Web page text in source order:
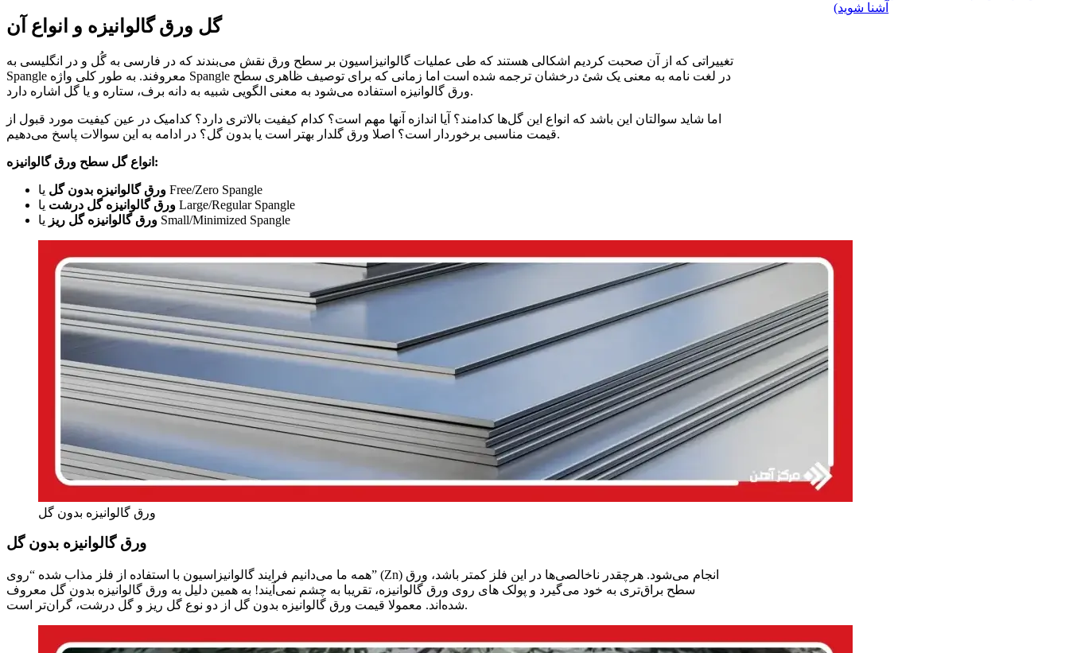
گل ورق گالوانیزه و انواع آن
تغییراتی که از آن صحبت کردیم اشکالی هستند که طی عملیات گالوانیزاسیون بر سطح ورق نقش می‌بندند که در فارسی به گُل و در انگلیسی به
Spangle معروفند. به طور کلی واژه Spangle در لغت نامه به معنی یک شئ درخشان ترجمه شده است اما زمانی که برای توصیف ظاهری سطح
ورق گالوانیزه استفاده می‌شود به معنی الگویی شبیه به دانه برف، ستاره و یا گل اشاره دارد.
اما شاید سوالتان این باشد که انواع این گل‌ها کدامند؟ آیا اندازه آنها مهم است؟ کدام کیفیت بالاتری دارد؟ کدامیک در عین کیفیت مورد قبول از
قیمت مناسبی برخوردار است؟ اصلا ورق گلدار بهتر است یا بدون گل؟ در ادامه به این سوالات پاسخ می‌دهیم.
انواع گل سطح ورق گالوانیزه:
ورق گالوانیزه بدون گل
یا Free/Zero Spangle
ورق گالوانیزه گل درشت
یا Large/Regular Spangle
ورق گالوانیزه گل ریز یا Small/Minimized Spangle
ورق گالوانیزه بدون گل
ورق گالوانیزه بدون گل
همه ما می‌دانیم فرایند گالوانیزاسیون با استفاده از فلز مذاب شده “روی” (Zn) انجام می‌شود. هرچقدر ناخالصی‌ها در این فلز کمتر باشد، ورق
سطح براق‌تری به خود می‌گیرد و پولک های روی ورق گالوانیزه، تقریبا به چشم نمی‌آیند! به همین دلیل به ورق گالوانیزه بدون گل معروف
شده‌اند. معمولا قیمت ورق گالوانیزه بدون گل از دو نوع گل ریز و گل درشت، گران‌تر است.
آشنا شوید)